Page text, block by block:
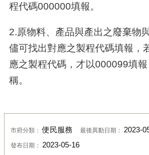
程代碼000000填報。
2.原物料、產品與產出之廢棄物
儘可找出對應之製程代碼填報，
應之製程代碼，才以000099填
稱。
市府分類：便民服務 最後異動日期： 2023-
發布日期： 2023-05-16